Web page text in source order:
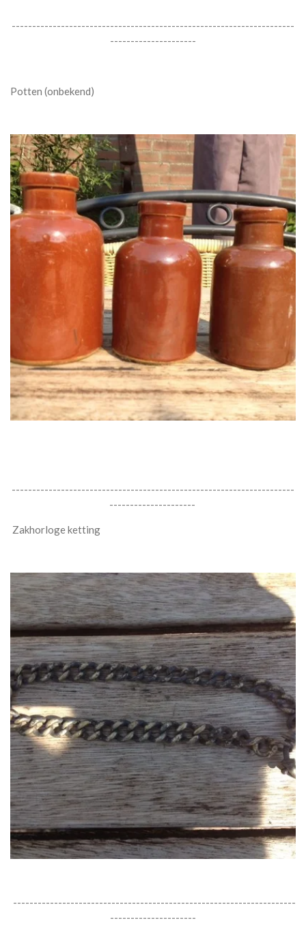
---------------------------------------------------------------------
---------------------
Potten (onbekend)
---------------------------------------------------------------------
---------------------
Zakhorloge ketting
---------------------------------------------------------------------
---------------------